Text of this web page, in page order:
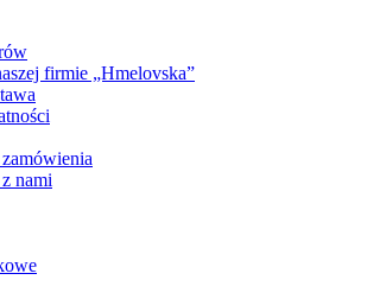
firmie „Hmelovska”
nami